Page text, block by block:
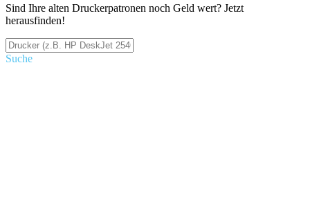
Sind Ihre alten Druckerpatronen noch Geld wert? Jetzt
herausfinden!
Suche